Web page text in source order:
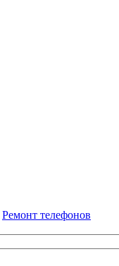
Ремонт телефонов